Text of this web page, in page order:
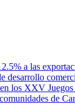
a las
desarrollo
los XXV Juegos
de